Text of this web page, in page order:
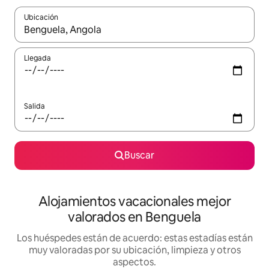
Ubicación
Cuando los resultados estén disponibles, navega con las
Llegada
Salida
Buscar
Alojamientos vacacionales mejor
valorados en Benguela
Los huéspedes están de acuerdo: estas estadías están
muy valoradas por su ubicación, limpieza y otros
aspectos.